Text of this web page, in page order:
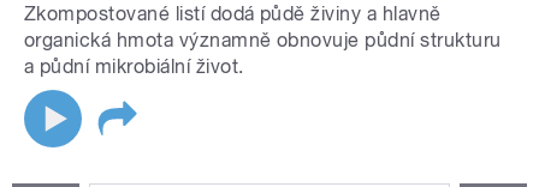
Zkompostované listí dodá půdě živiny a hlavně
organická hmota významně obnovuje půdní strukturu
a půdní mikrobiální život.